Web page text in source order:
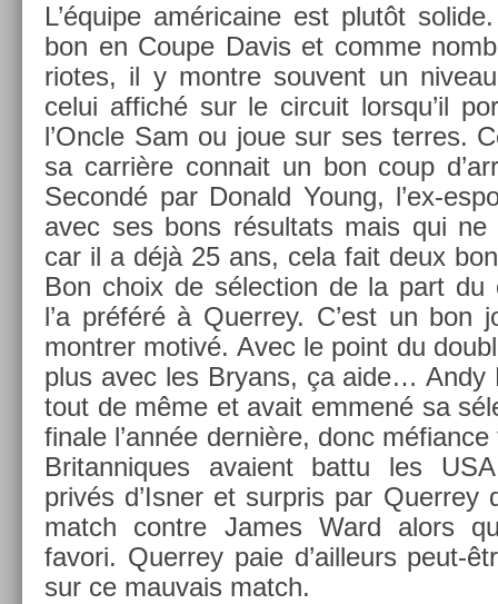
L’équipe américaine est plutôt
bon en Coupe Davis et comme
riotes, il y montre souvent un
celui af­fiché sur le cir­cuit lorsqu’il
l’Oncle Sam ou joue sur ses ter­res.
sa carrière con­nait un bon coup
Secondé par Donald Young, l’ex-
avec ses bons résul­tats mais qui ne
car il a déjà 25 ans, cela fait deux
Bon choix de sélec­tion de la part du
l’a préféré à Quer­rey. C’est un bon
montr­er motivé. Avec le point du
plus avec les Bryans, ça aide… Andy
tout de même et avait emmené sa
fin­ale l’année dernière, donc
Britan­niques avaient battu les
privés d’Isner et sur­pris par Quer­rey
match con­tre James Ward alors
favori. Quer­rey paie d’ail­leurs peut-
sur ce mauvais match.